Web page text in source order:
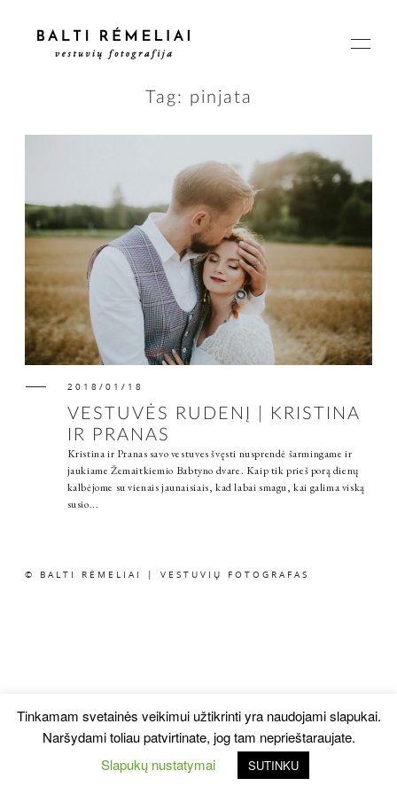
APIE
ISTORIJOS
KAINOS
SUSISIEKIME
Tag: pinjata
2018/01/18
VESTUVĖS RUDENĮ | KRISTINA
IR PRANAS
Kristina ir Pranas savo vestuves švęsti nusprendė šarmingame ir
jaukiame Žemaitkiemio Babtyno dvare. Kaip tik prieš porą dienų
kalbėjome su vienais jaunaisiais, kad labai smagu, kai galima viską
susio...
© BALTI RĖMELIAI | VESTUVIŲ FOTOGRAFAS
Tinkamam svetainės veikimui užtikrinti yra naudojami slapukai.
Naršydami toliau patvirtinate, jog tam neprieštaraujate.
Slapukų nustatymai
SUTINKU